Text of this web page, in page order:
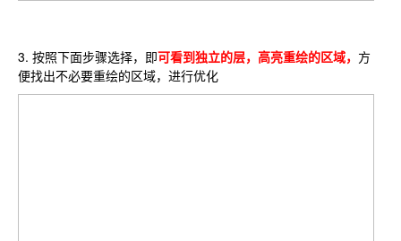
3. 按照下面步骤选择，即可看到独立的层，高亮重绘的区域， 方
便找出不必要重绘的区域，进行优化